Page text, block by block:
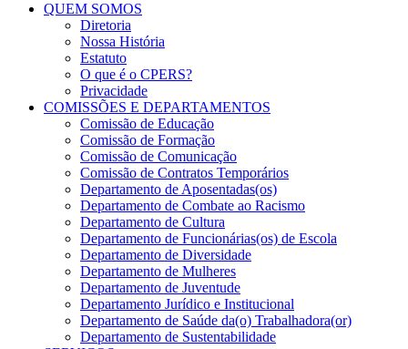
QUEM SOMOS
Diretoria
Nossa História
Estatuto
O que é o CPERS?
Privacidade
COMISSÕES E DEPARTAMENTOS
Comissão de Educação
Comissão de Formação
Comissão de Comunicação
Comissão de Contratos Temporários
Departamento de Aposentadas(os)
Departamento de Combate ao Racismo
Departamento de Cultura
Departamento de Funcionárias(os) de Escola
Departamento de Diversidade
Departamento de Mulheres
Departamento de Juventude
Departamento Jurídico e Institucional
Departamento de Saúde da(o) Trabalhadora(or)
Departamento de Sustentabilidade